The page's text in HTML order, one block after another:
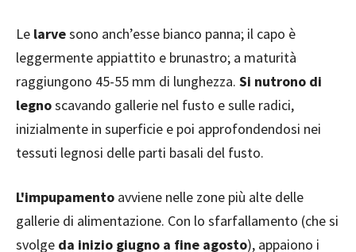
Le larvesono anch’esse bianco panna; il capo è
leggermente appiattito e brunastro; a maturità
raggiungono 45-55 mm di lunghezza. Si nutrono di
legnoscavando gallerie nel fusto e sulle radici,
inizialmente in superficie e poi approfondendosi nei
tessuti legnosi delle parti basali del fusto.
L'impupamento avviene nelle zone più alte delle
gallerie di alimentazione. Con lo sfarfallamento (che si
svolge da inizio giugno a fine agosto), appaiono i